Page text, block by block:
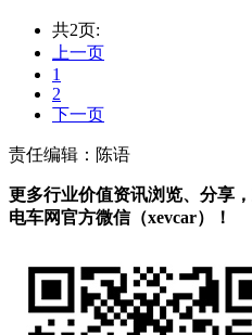
共2页:
上一页
1
2
下一页
责任编辑：陈语
更多行业价值资讯浏览、分享
电车网官方微信（xevcar）！